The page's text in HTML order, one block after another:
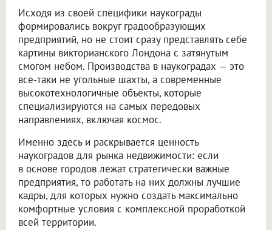
Исходя из своей специфики наукограды
формировались вокруг градообразующих
предприятий, но не стоит сразу представлять себе
картины викторианского Лондона с затянутым
смогом небом. Производства в наукоградах — это
все-таки не угольные шахты, а современные
высокотехнологичные объекты, которые
специализируются на самых передовых
направлениях, включая космос.
Именно здесь и раскрывается ценность
наукоградов для рынка недвижимости: если
в основе городов лежат стратегически важные
предприятия, то работать на них должны лучшие
кадры, для которых нужно создать максимально
комфортные условия с комплексной проработкой
всей территории.